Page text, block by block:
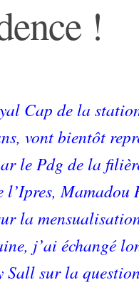
!
Cap de la
vont bientôt
le Pdg de la
Mamadou
la
j’ai échangé
Sall sur la